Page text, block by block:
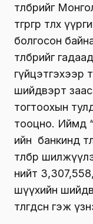
төлбөрийг
төгрөгөөр төлөх
болгосон
төлбөрийг
гүйцэтгэхээр
шийдвэрт
тогтоохын тулд
тооцно. Иймд
ийн банкинд
төлбөр
нийт
шүүхийн
төлөгдсөн гэж